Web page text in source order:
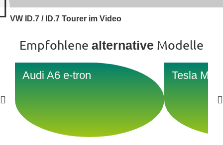
VW ID.7 / ID.7 Tourer im Video
Empfohlene alternative Modelle
Audi A6 e-tron Tesla